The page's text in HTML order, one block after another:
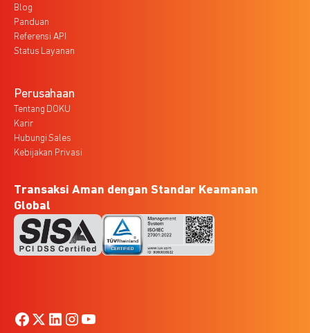
Blog
Panduan
Referensi API
Status Layanan
Perusahaan
Tentang DOKU
Karir
Hubungi Sales
Kebijakan Privasi
Transaksi Aman dengan Standar Keamanan
Global